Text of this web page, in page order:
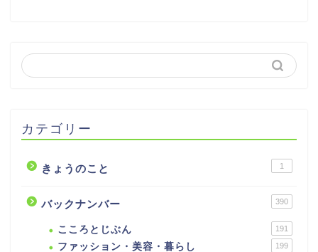
カテゴリー
きょうのこと 1
バックナンバー 390
こころとじぶん 191
ファッション・美容・暮らし 199